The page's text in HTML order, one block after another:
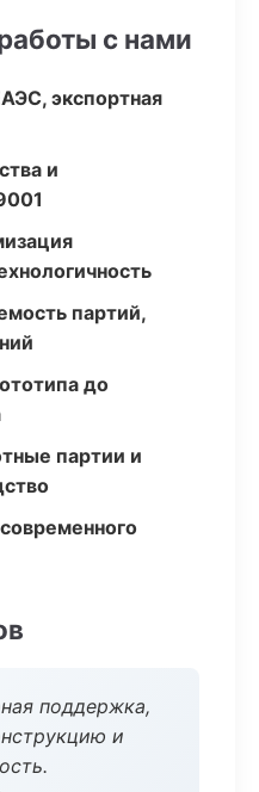
с нами
экспортная
и
партий,
до
партии и
поддержка,
и